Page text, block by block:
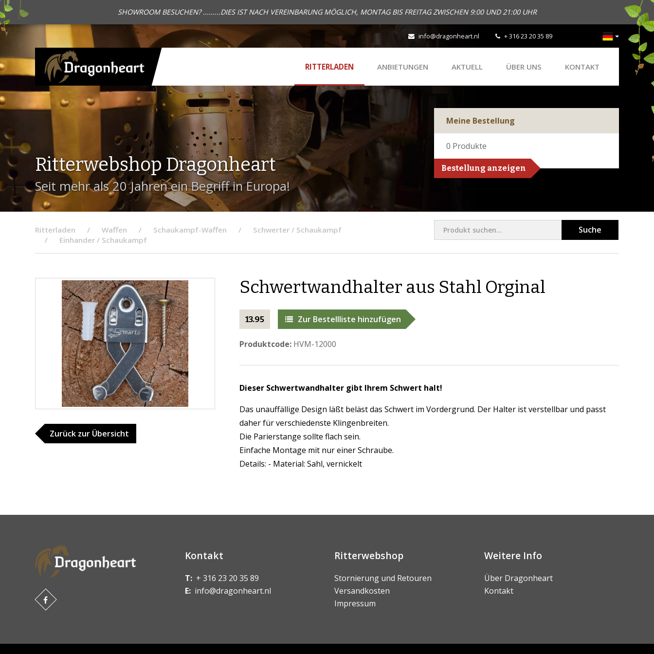
SHOWROOM BESUCHEN? .........DIES IST NACH VEREINBARUNG MÖGLICH, MONTAG BIS FREITAG ZWISCHEN 9:00 UND 21:00 UHR
info@dragonheart.nl + 316 23 20 35 89
RITTERLADEN ANBIETUNGEN AKTUELL ÜBER UNS KONTAKT
Ritterwebshop Dragonheart
Seit mehr als 20 Jahren ein Begriff in Europa!
Meine Bestellung
0 Produkte
Bestellung anzeigen
Ritterladen Waffen Schaukampf-Waffen
Schwerter / Schaukampf
Einhander / Schaukampf
Suche
Zurück zur Übersicht
Schwertwandhalter aus Stahl Orginal
13.95 Zur Bestellliste hinzufügen
Produktcode:HVM-12000
Dieser Schwertwandhalter gibt Ihrem Schwert halt!
Das unauffällige Design läßt beläst das Schwert im Vordergrund. Der Halter ist verstellbar und passt
daher für verschiedenste Klingenbreiten.
Die Parierstange sollte flach sein.
Einfache Montage mit nur einer Schraube.
Details: - Material: Sahl, vernickelt
Kontakt
T: + 316 23 20 35 89
E: info@dragonheart.nl
Ritterwebshop
Stornierung und Retouren
Versandkosten
Impressum
Weitere Info
Über Dragonheart
Kontakt